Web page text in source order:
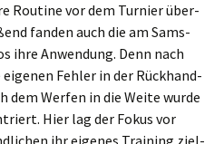
Rou­ti­ne vor dem Tur­nier über­
fan­den auch die am Sams­
ihre Anwen­dung. Denn nach
Feh­ler in der Rück­hand­
dem Wer­fen in die Wei­te wur­de
Hier lag der Fokus vor